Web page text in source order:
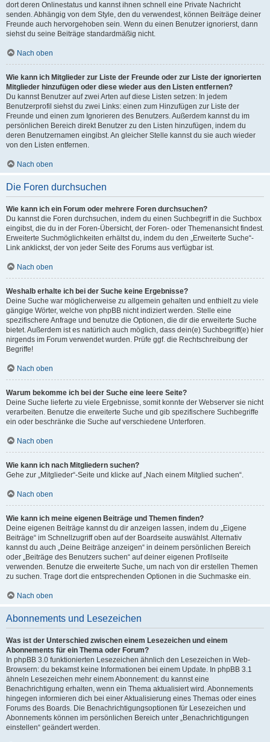
dort deren Onlinestatus und kannst ihnen schnell eine Private Nachricht
senden. Abhängig von dem Style, den du verwendest, können Beiträge deiner
Freunde auch hervorgehoben sein. Wenn du einen Benutzer ignorierst, dann
siehst du seine Beiträge standardmäßig nicht.
Nach oben
Wie kann ich Mitglieder zur Liste der Freunde oder zur Liste der ignorierten
Mitglieder hinzufügen oder diese wieder aus den Listen entfernen?
Du kannst Benutzer auf zwei Arten auf diese Listen setzen: In jedem
Benutzerprofil siehst du zwei Links: einen zum Hinzufügen zur Liste der
Freunde und einen zum Ignorieren des Benutzers. Außerdem kannst du im
persönlichen Bereich direkt Benutzer zu den Listen hinzufügen, indem du
deren Benutzernamen eingibst. An gleicher Stelle kannst du sie auch wieder
von den Listen entfernen.
Nach oben
Die Foren durchsuchen
Wie kann ich ein Forum oder mehrere Foren durchsuchen?
Du kannst die Foren durchsuchen, indem du einen Suchbegriff in die Suchbox
eingibst, die du in der Foren-Übersicht, der Foren- oder Themenansicht findest.
Erweiterte Suchmöglichkeiten erhältst du, indem du den „Erweiterte Suche“-
Link anklickst, der von jeder Seite des Forums aus verfügbar ist.
Nach oben
Weshalb erhalte ich bei der Suche keine Ergebnisse?
Deine Suche war möglicherweise zu allgemein gehalten und enthielt zu viele
gängige Wörter, welche von phpBB nicht indiziert werden. Stelle eine
spezifischere Anfrage und benutze die Optionen, die dir die erweiterte Suche
bietet. Außerdem ist es natürlich auch möglich, dass dein(e) Suchbegriff(e) hier
nirgends im Forum verwendet wurden. Prüfe ggf. die Rechtschreibung der
Begriffe!
Nach oben
Warum bekomme ich bei der Suche eine leere Seite?
Deine Suche lieferte zu viele Ergebnisse, somit konnte der Webserver sie nicht
verarbeiten. Benutze die erweiterte Suche und gib spezifischere Suchbegriffe
ein oder beschränke die Suche auf verschiedene Unterforen.
Nach oben
Wie kann ich nach Mitgliedern suchen?
Gehe zur „Mitglieder“-Seite und klicke auf „Nach einem Mitglied suchen“.
Nach oben
Wie kann ich meine eigenen Beiträge und Themen finden?
Deine eigenen Beiträge kannst du dir anzeigen lassen, indem du „Eigene
Beiträge“ im Schnellzugriff oben auf der Boardseite auswählst. Alternativ
kannst du auch „Deine Beiträge anzeigen“ in deinem persönlichen Bereich
oder „Beiträge des Benutzers suchen“ auf deiner eigenen Profilseite
verwenden. Benutze die erweiterte Suche, um nach von dir erstellen Themen
zu suchen. Trage dort die entsprechenden Optionen in die Suchmaske ein.
Nach oben
Abonnements und Lesezeichen
Was ist der Unterschied zwischen einem Lesezeichen und einem
Abonnements für ein Thema oder Forum?
In phpBB 3.0 funktionierten Lesezeichen ähnlich den Lesezeichen in Web-
Browsern: du bekamst keine Informationen bei einem Update. In phpBB 3.1
ähneln Lesezeichen mehr einem Abonnement: du kannst eine
Benachrichtigung erhalten, wenn ein Thema aktualisiert wird. Abonnements
hingegen informieren dich bei einer Aktualisierung eines Themas oder eines
Forums des Boards. Die Benachrichtigungsoptionen für Lesezeichen und
Abonnements können im persönlichen Bereich unter „Benachrichtigungen
einstellen“ geändert werden.